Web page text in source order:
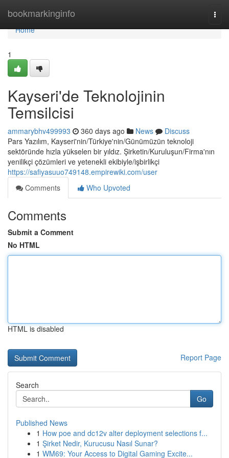
bookmarkinginfo
Home
Home
1
Kayseri'de Teknolojinin
Temsilcisi
ammarybhv499993 360 days ago News
Discuss
Pars Yazılım, Kayseri'nin/Türkiye'nin/Günümüzün teknoloji
sektöründe hızla yükselen bir yıldız. Şirketin/Kuruluşun/Firma'nın
yenilikçi çözümleri ve yetenekli ekibiyle/işbirlikçi
https://safiyasuuo749148.empirewiki.com/user
Comments
Who Upvoted
Comments
Submit a Comment
No HTML
HTML is disabled
Report Page
Search
Go
Published News
1 How poe and dc12v alter deployment selections f...
1 Şirket Nedir, Kurucusu Nasıl Sunar?
1 WM69: Your Access to Digital Gaming Excite...